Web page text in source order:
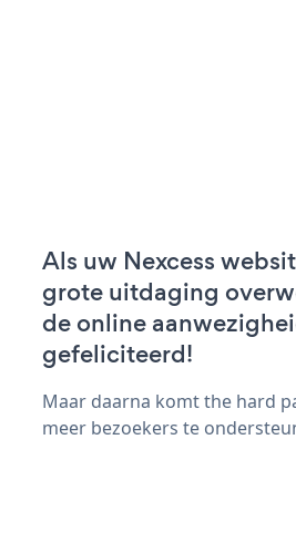
Als uw Nexcess
grote uitdaging
de online
gefeliciteerd!
Maar daarna komt the hard
meer bezoekers te